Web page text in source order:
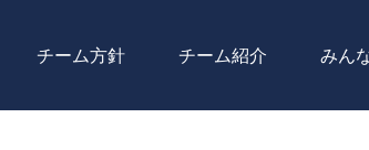
チーム方針 チーム紹介 みん